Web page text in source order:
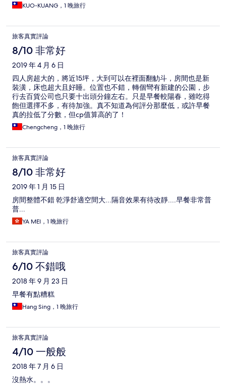
KUO-KUANG，1 晚旅行
旅客真實評論
8/10 非常好
2019 年 4 月 6 日
四人房超大的，將近15坪，大到可以在裡面翻觔斗，房間也是新
裝潢，床也超大且好睡。位置也不錯，轉個彎有新建的公園，步
行去百貨公司也只要十出頭分鐘左右。只是早餐較陽春，雖吃得
飽但選擇不多，有待加強。真不知道為何評分那麼低，或許早餐
真的拉低了分數，但cp值算高的了！
Chengcheng，1 晚旅行
旅客真實評論
8/10 非常好
2019 年 1 月 15 日
房間整體不錯 乾淨舒適空間大...隔音效果有待改靜....早餐非常普
普...
YA MEI，1 晚旅行
旅客真實評論
6/10 不錯哦
2018 年 9 月 23 日
早餐有點糟糕
Hang Sing，1 晚旅行
旅客真實評論
4/10 一般般
2018 年 7 月 6 日
沒熱水。。。